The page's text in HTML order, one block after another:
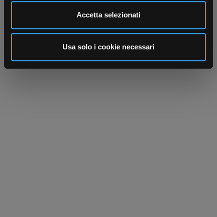
Utilizziamo i cookie per personalizzare contenuti ed
analizzare il nostro traffico. Condividiamo inoltre
informazioni sul modo in cui utilizza il nostro sito con i
nostri partner che si occupano di analisi dei dati web,
pubblicità e social media, i quali potrebbero combinarle
Accetta selezionati
Usa solo i cookie necessari